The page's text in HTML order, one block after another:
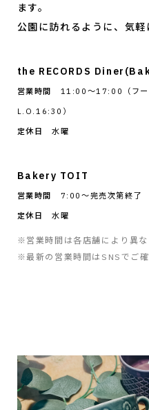
ます。
公園に訪れるように、気軽
the RECORDS
営業時間 11:00～17:00（フ
L.O.16:30）
定休日水曜
Bakery TOIT
営業時間 7:00〜完売次第終了
定休日水曜
※営業時間は各店舗により異な
※最新の営業時間はSNSでご確